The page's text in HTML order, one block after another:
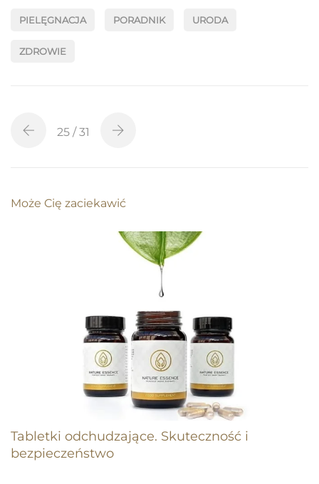
PIELĘGNACJA PORADNIK URODA
ZDROWIE
25 / 31
Może Cię zaciekawić
Tabletki odchudzające. Skuteczność i
bezpieczeństwo